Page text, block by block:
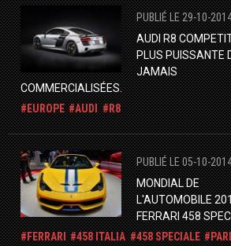
PUBLIÉ LE 29-10-
AUDI R8
PLUS PUISSANTE
JAMAIS
COMMERCIALISÉES.
EUROPE
AUDI R8
PUBLIÉ LE 05-10-
MONDIAL DE
L'AUTOMOBILE
FERRARI 458
FERRARI
458 ITALIA 458 SPECIALE